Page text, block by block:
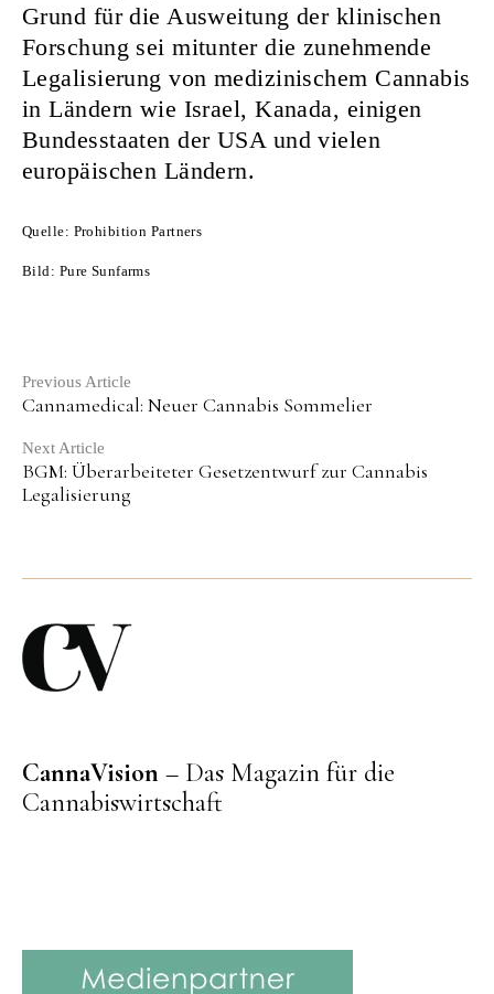
Continue
Previous Article
Cannamedical: Neuer Cannabis Sommelier
Next Article
BGM: Überarbeiteter Gesetzentwurf zur Cannabis
Legalisierung
Grund für die Ausweitung der klinischen
Forschung sei mitunter die zunehmende
Legalisierung von medizinischem Cannabis
in Ländern wie Israel, Kanada, einigen
Bundesstaaten der USA und vielen
europäischen Ländern.
Quelle: Prohibition Partners
Bild: Pure Sunfarms
CannaVision – Das Magazin für die
Cannabiswirtschaft